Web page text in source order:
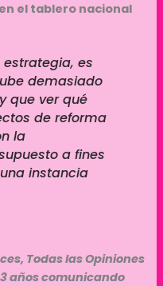
el tablero nacional
estrategia, es
demasiado
que ver qué
de reforma
la
a fines
instancia
Todas las Opiniones
años comunicando